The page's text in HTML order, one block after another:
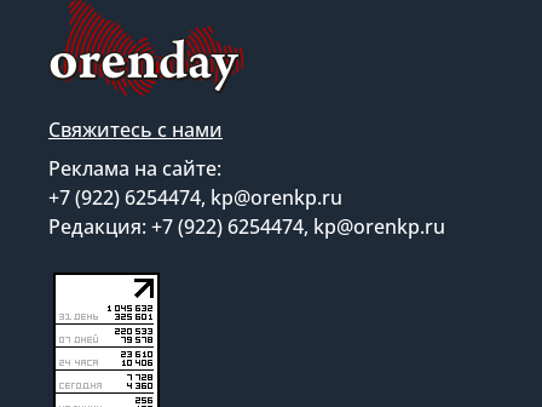
Свяжитесь с нами
Реклама на сайте:
+7 (922) 6254474, kp@orenkp.ru
Редакция: +7 (922) 6254474, kp@orenkp.ru